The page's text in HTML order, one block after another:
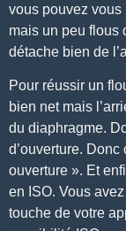
vous pouvez
mais un peu flous
détache bien de
Pour réussir un
bien net mais
du diaphragme.
d’ouverture. Donc
ouverture ». Et
en ISO. Vous
touche de votre